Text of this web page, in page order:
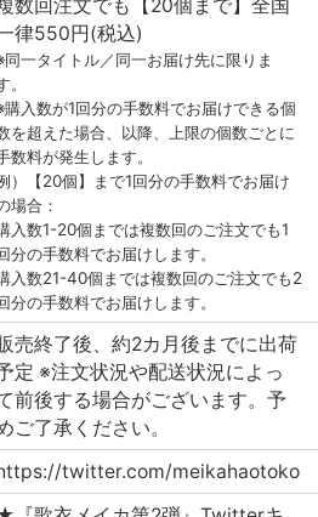
数回注文でも【20個まで】全国
律550円(税込)
同一タイトル／同一お届け先に限りま
。
購入数が1回分の手数料でお届けできる個
を超えた場合、以降、上限の個数ごとに
数料が発生します。
）【20個】まで1回分の手数料でお届け
場合：
入数1-20個までは複数回のご注文でも1
分の手数料でお届けします。
入数21-40個までは複数回のご注文でも2
分の手数料でお届けします。
売終了後、約2カ月後までに出荷
定 ※注文状況や配送状況によっ
前後する場合がございます。予
ご了承ください。
twitter.com/meikahaotoko